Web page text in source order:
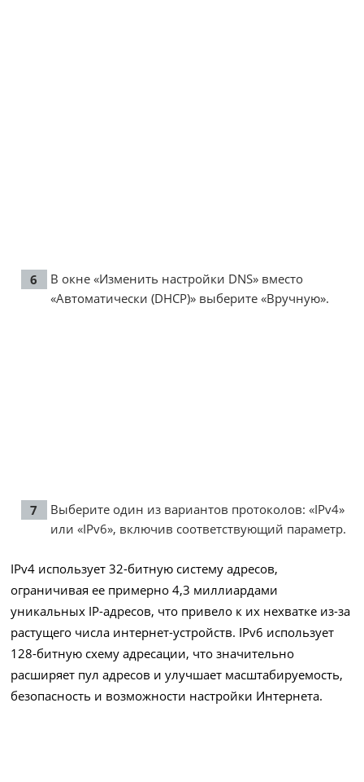
В окне «Изменить настройки DNS» вместо
«Автоматически (DHCP)» выберите «Вручную».
Выберите один из вариантов протоколов: «IPv4»
или «IPv6», включив соответствующий параметр.
IPv4 использует 32-битную систему адресов,
ограничивая ее примерно 4,3 миллиардами
уникальных IP-адресов, что привело к их нехватке из-за
растущего числа интернет-устройств. IPv6 использует
128-битную схему адресации, что значительно
расширяет пул адресов и улучшает масштабируемость,
безопасность и возможности настройки Интернета.